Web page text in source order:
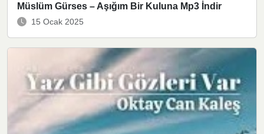
Müslüm Gürses – Aşığım Bir Kuluna Mp3 İndir
15 Ocak 2025